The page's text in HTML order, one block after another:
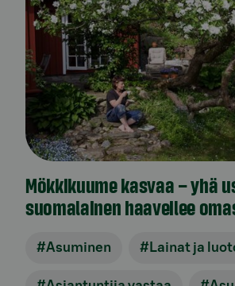
Mökkikuume kasvaa – yhä
suomalainen haaveilee
#Asuminen #Lainat ja